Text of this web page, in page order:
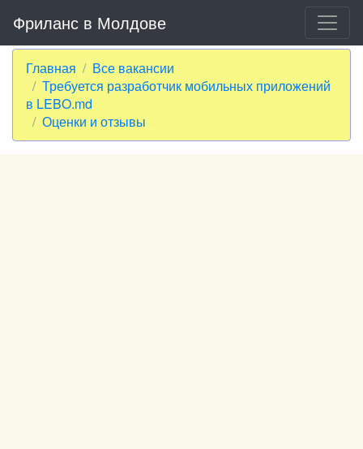
Фриланс в Молдове
Главная
Все вакансии
Требуется разработчик мобильных приложений
в LEBO.md
Оценки и отзывы